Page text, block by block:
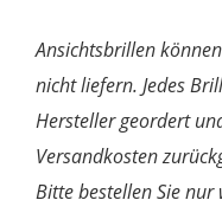
Ansichtsbrillen
nicht liefern. Jedes
Hersteller geordert
Versandkosten
Bitte bestellen Sie nur